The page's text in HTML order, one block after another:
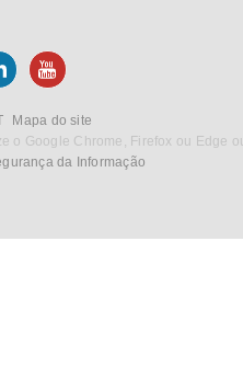
Mapa do site
o Google Chrome, Firefox ou Edge
da Informação